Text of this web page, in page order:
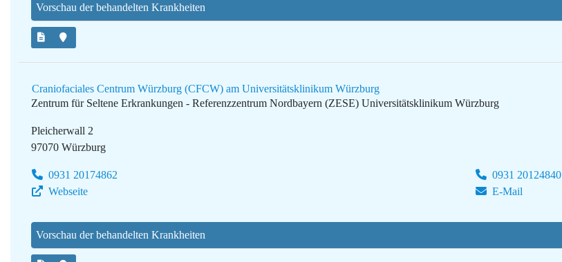
Vorschau der behandelten Krankheiten
Craniofaciales Centrum Würzburg (CFCW) am Universitätsklinikum Würzburg
Zentrum für Seltene Erkrankungen - Referenzzentrum Nordbayern (ZESE) Universitätsklinikum Würzburg
Pleicherwall 2
97070 Würzburg
0931 20174862
Webseite
0931 20124840
E-Mail
Vorschau der behandelten Krankheiten